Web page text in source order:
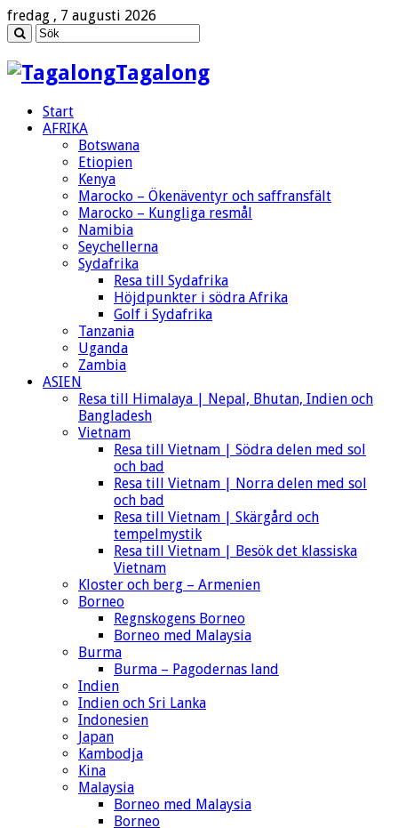
fredag , 7 augusti 2026
Tagalong
Start
AFRIKA
Botswana
Etiopien
Kenya
Marocko – Ökenäventyr och saffransfält
Marocko – Kungliga resmål
Namibia
Seychellerna
Sydafrika
Resa till Sydafrika
Höjdpunkter i södra Afrika
Golf i Sydafrika
Tanzania
Uganda
Zambia
ASIEN
Resa till Himalaya | Nepal, Bhutan, Indien och
Bangladesh
Vietnam
Resa till Vietnam | Södra delen med sol
och bad
Resa till Vietnam | Norra delen med sol
och bad
Resa till Vietnam | Skärgård och
tempelmystik
Resa till Vietnam | Besök det klassiska
Vietnam
Kloster och berg – Armenien
Borneo
Regnskogens Borneo
Borneo med Malaysia
Burma
Burma – Pagodernas land
Indien
Indien och Sri Lanka
Indonesien
Japan
Kambodja
Kina
Malaysia
Borneo med Malaysia
Borneo